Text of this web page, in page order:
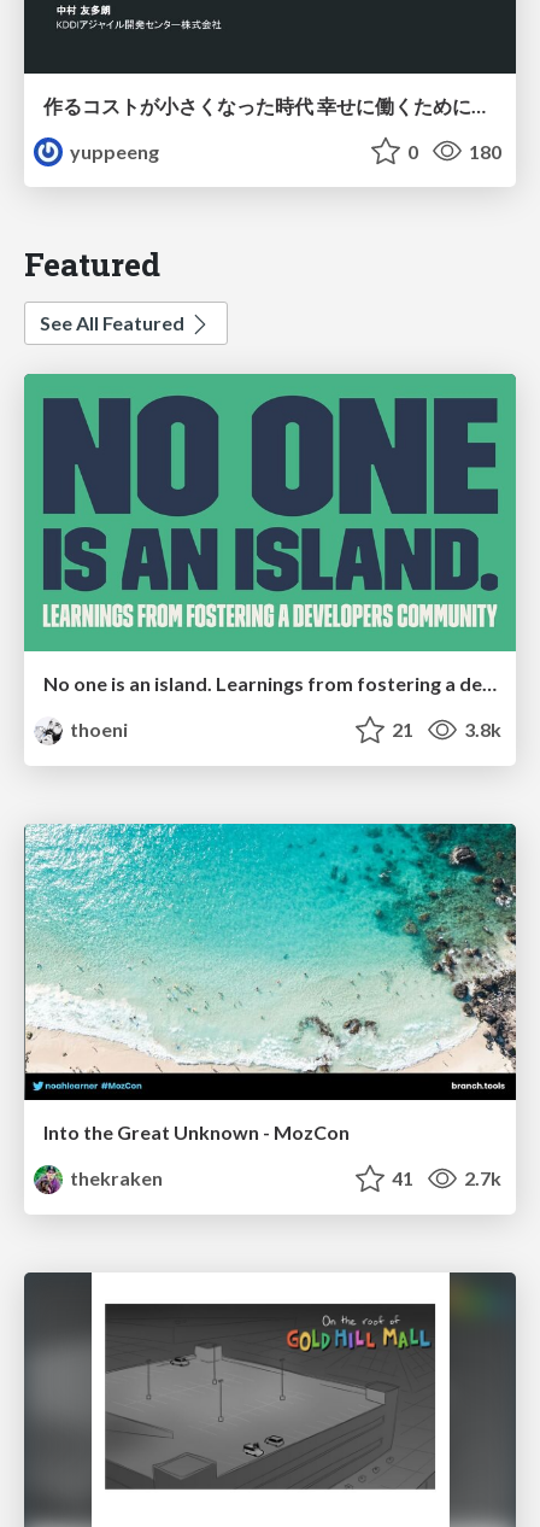
yuppeeng
0 180
Featured
See All Featured
No one is an island. Learnings from fostering a developers community.
thoeni
21 3.8k
Into the Great Unknown - MozCon
thekraken
41 2.7k